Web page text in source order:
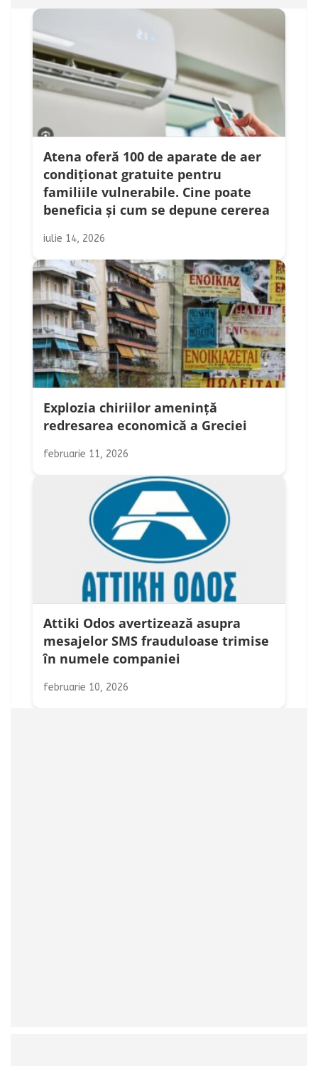
Atena oferă 100 de aparate de aer
condiționat gratuite pentru
familiile vulnerabile. Cine poate
beneficia și cum se depune cererea
iulie 14, 2026
Explozia chiriilor amenință
redresarea economică a Greciei
februarie 11, 2026
Attiki Odos avertizează asupra
mesajelor SMS frauduloase trimise
în numele companiei
februarie 10, 2026